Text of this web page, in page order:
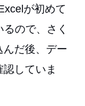
が初めて
ので、さく
んだ後、デー
していま